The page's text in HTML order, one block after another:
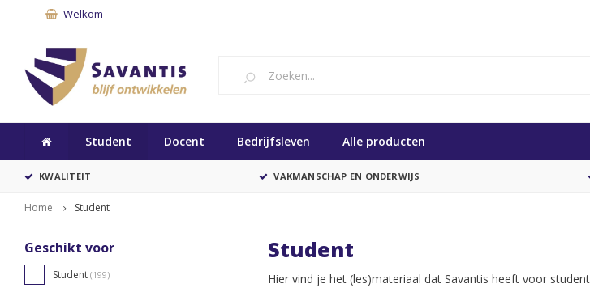
Welkom
Student Docent Bedrijfsleven Alle producten
KWALITEIT VAKMANSCHAP EN ONDERWIJS
Home Student
Geschikt voor
Student (199)
Student
Hier vind je het (les)materiaal dat Savantis heeft voor